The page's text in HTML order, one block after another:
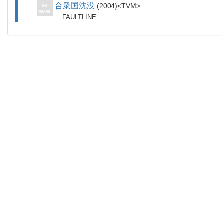
合衆国沈没 2004 TVM
FAULTLINE